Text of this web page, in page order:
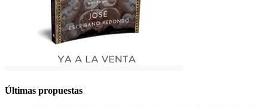
Últimas propuestas